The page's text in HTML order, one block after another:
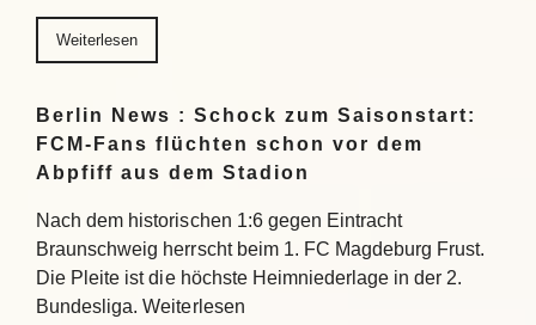
Weiterlesen
Berlin News : Schock zum Saisonstart:
FCM-Fans flüchten schon vor dem
Abpfiff aus dem Stadion
Nach dem historischen 1:6 gegen Eintracht
Braunschweig herrscht beim 1. FC Magdeburg Frust.
Die Pleite ist die höchste Heimniederlage in der 2.
Bundesliga. Weiterlesen